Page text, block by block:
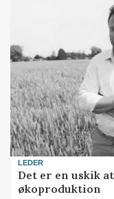
LEDER
Det er en uskik
økoproduktion